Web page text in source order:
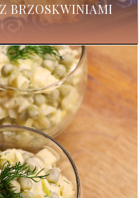
BRZOSKWINIAMI